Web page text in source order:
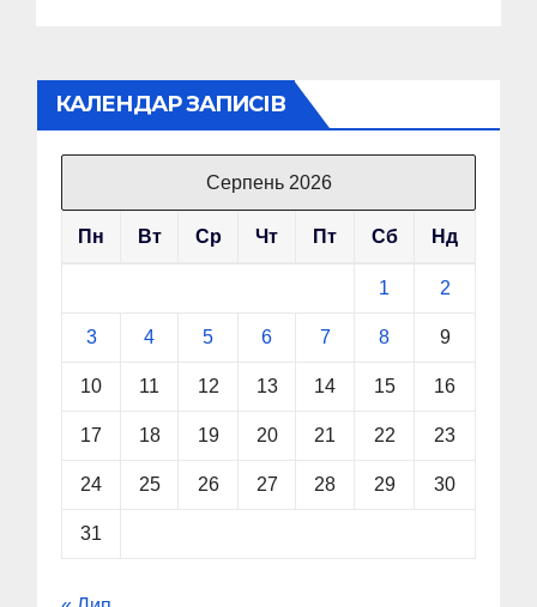
КАЛЕНДАР ЗАПИСІВ
Серпень 2026
Пн Вт Ср Чт Пт Сб Нд
1 2
3 4 5 6 7 8 9
10 11 12 13 14 15 16
17 18 19 20 21 22 23
24 25 26 27 28 29 30
31